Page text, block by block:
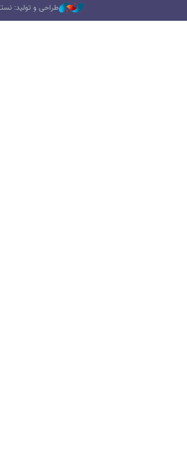
طراحی و تولید: